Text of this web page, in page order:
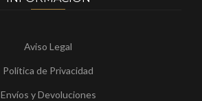
Aviso Legal
Política de Privacidad
Envíos y Devoluciones